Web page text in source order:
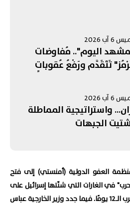
آب 2026
اليوم".. مُفاوضات
تَتَقَدَّم ورَفْعُ عُقوباتٍ
جَنوبًا يُبَدِّدُ الآمالَ
روما... وإدانَةٌ عَرَبِيَّةٌ -
لِانتِهاكاتِ الاحتِلالِ في
آب 2026
واستراتيجية المماطلة
الجبهات
العفو الدولية (أمنستي) إلى فتح
في الغارات التي شنّتها إسرائيل على
سجن إيفين في طهران خلال حرب الـ12 يومًا. فيما جدد وزير الخارجية عباس